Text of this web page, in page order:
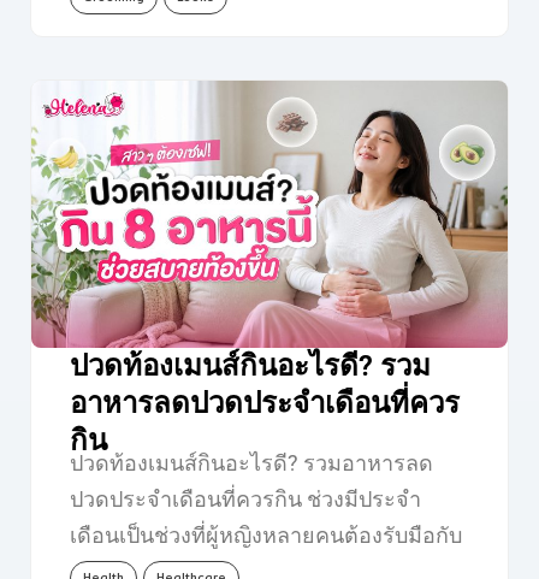
ปวดท้องเมนส์กินอะไรดี? รวม
อาหารลดปวดประจำเดือนที่ควร
กิน
ปวดท้องเมนส์กินอะไรดี? รวมอาหารลด
ปวดประจำเดือนที่ควรกิน ช่วงมีประจำ
เดือนเป็นช่วงที่ผู้หญิงหลายคนต้องรับมือกับ
อาการไม่สบายตัว ไม่ว่าจะเป็นปวดท้อง